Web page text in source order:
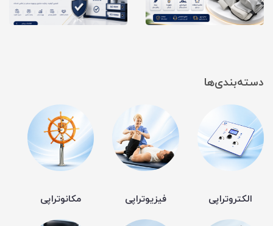
دسته‌بندی‌ها
الکتروتراپی فیزیوتراپی مکانوتراپی